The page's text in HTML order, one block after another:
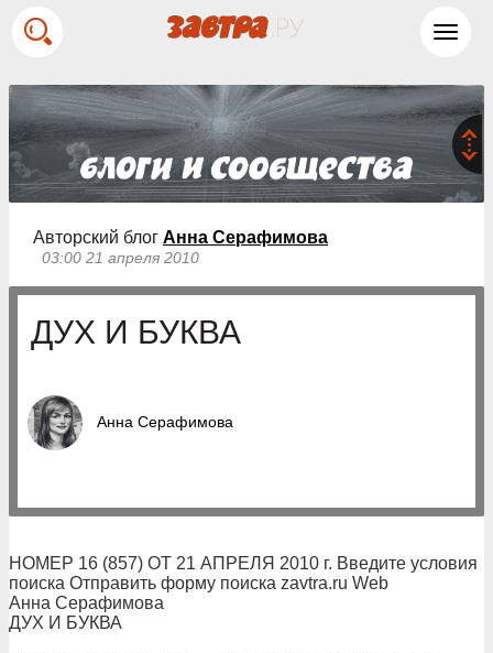
Авторский блог Анна Серафимова
03:00 21 апреля 2010
ДУХ И БУКВА
Анна Серафимова
НОМЕР 16 (857) ОТ 21 АПРЕЛЯ 2010 г. Введите условия
поиска Отправить форму поиска zavtra.ru Web
Анна Серафимова
ДУХ И БУКВА